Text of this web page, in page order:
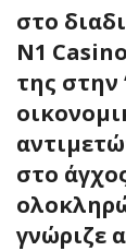
στο
N1
της στην
στο
γνώριζε